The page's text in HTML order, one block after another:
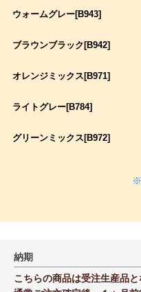
ウォームグレー[B943]
ブラウンブラック[B942]
オレンジミックス[B971]
ライトグレー[B784]
グリーンミックス[B972]
※
納期
こちらの商品は受注生産品と